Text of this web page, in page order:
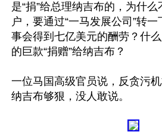
是“捐”给总理纳吉布的，为什
户，要通过“一马发展公司”转
事会得到七亿美元的酬劳？什
的巨款“捐赠”给纳吉布？
一位马国高级官员说，反贪污
纳吉布够狠，没人敢说。